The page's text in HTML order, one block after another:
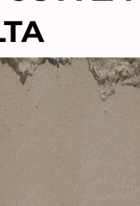
TIENDAS FÍSICAS
- CALLE NICOLAU TALLÓ 70,
RAMBLA FRANCESC MACIÀ
- CARRETERA LAUREÀ MIRÓ
Correo de contacto :